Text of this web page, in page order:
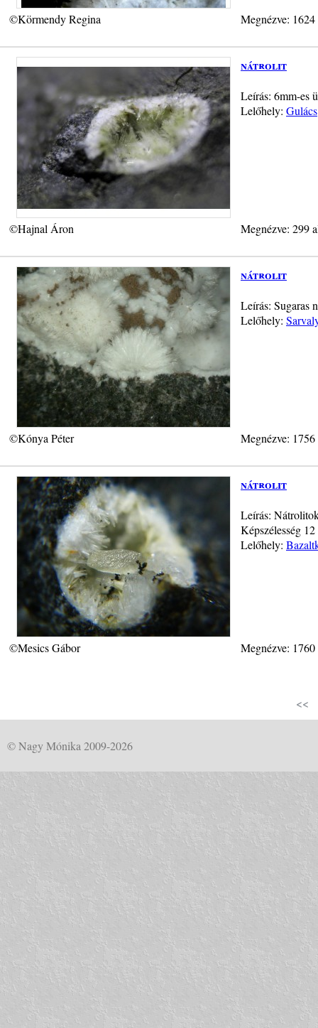
©Körmendy Regina Megnézve:
nátrolit
Leírás: 6mm-es
Lelőhely:
©Hajnal Áron Megnézve: 299
nátrolit
Leírás: Sugaras
Lelőhely:
©Kónya Péter Megnézve:
nátrolit
Leírás:
Képszélesség
Lelőhely:
©Mesics Gábor Megnézve:
<<
© Nagy Mónika 2009-2026